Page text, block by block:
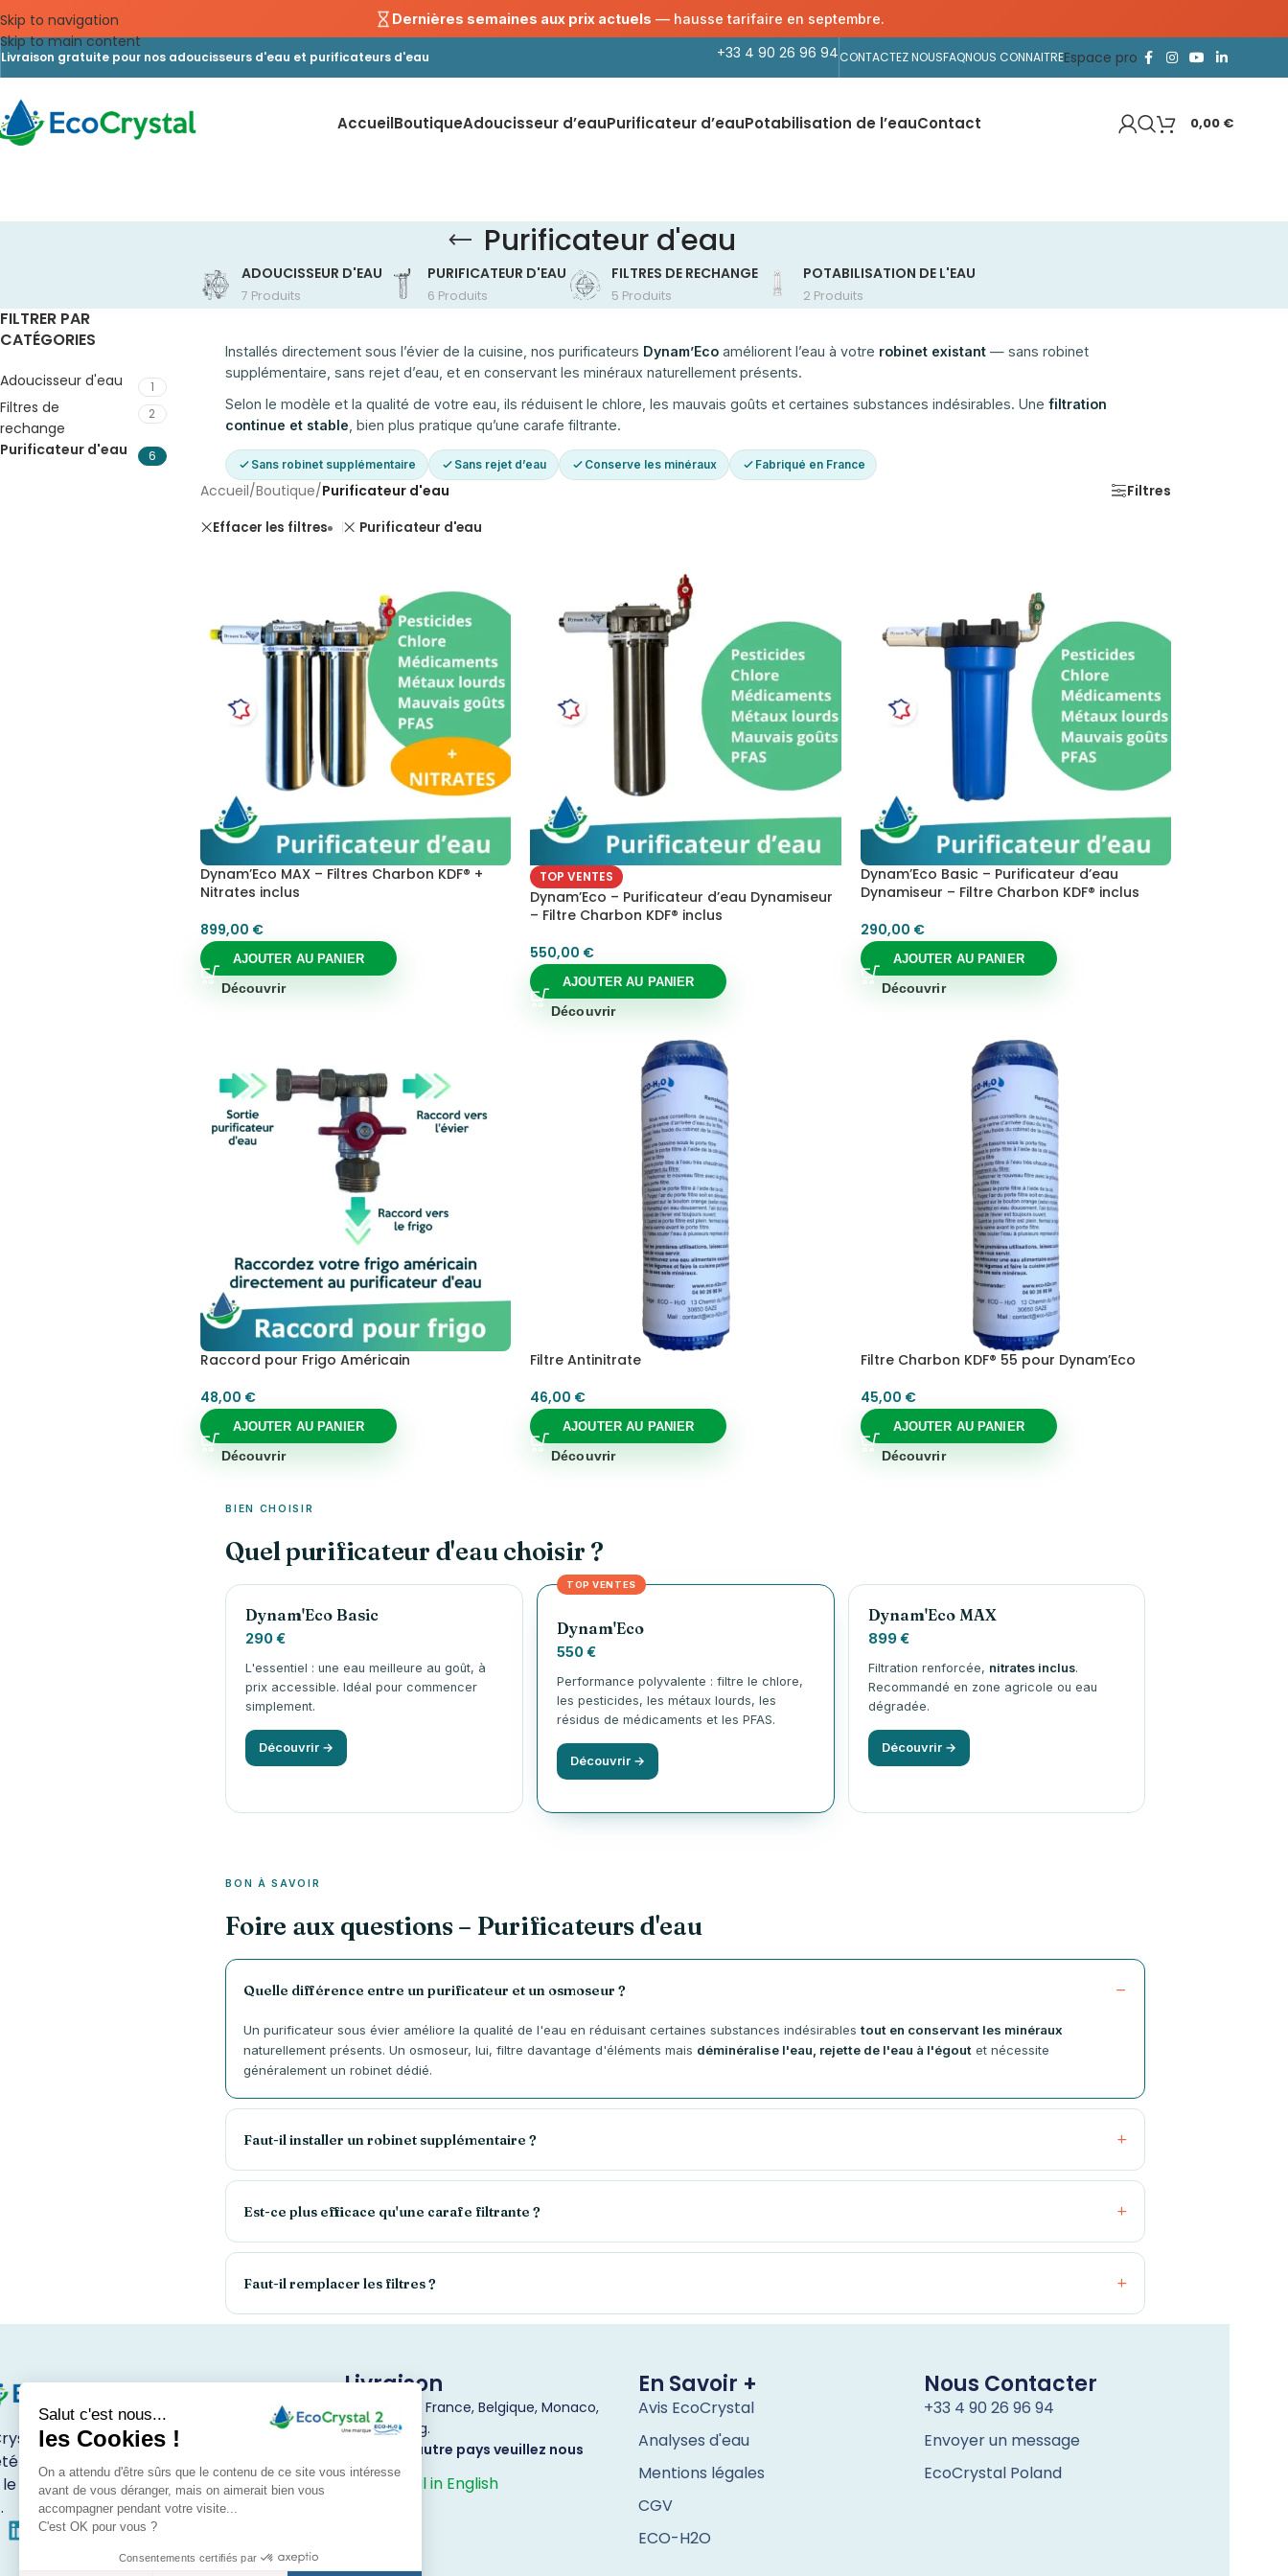
Dernières semaines aux prix actuels — hausse tarifaire en septembre.
Skip to navigation
Skip to main content
Livraison gratuite pour nos adoucisseurs d'eau et purificateurs d'eau +33 4 90 26 96 94CONTACTEZ NOUSFAQNOUS CONNAITREEspace pro
AccueilBoutiqueAdoucisseur d’eauPurificateur d’eauPotabilisation de l’eauContact 0,00 €
Purificateur d'eau
ADOUCISSEUR D'EAU
7 Produits
PURIFICATEUR D'EAU
6 Produits
FILTRES DE RECHANGE
5 Produits
POTABILISATION DE L'EAU
2 Produits
FILTRER PAR
CATÉGORIES
Adoucisseur d'eau 1
Filtres de
rechange
2
Purificateur d'eau 6
Installés directement sous l’évier de la cuisine, nos purificateurs Dynam’Eco améliorent l’eau à votre robinet existant — sans robinet
supplémentaire, sans rejet d’eau, et en conservant les minéraux naturellement présents.
Selon le modèle et la qualité de votre eau, ils réduisent le chlore, les mauvais goûts et certaines substances indésirables. Unefiltration
continue et stable , bien plus pratique qu’une carafe filtrante.
Sans robinet supplémentaire Sans rejet d’eau Conserve les minéraux Fabriqué en France
Accueil/Boutique/Purificateur d'eau Filtres
Effacer les filtres Purificateur d'eau
Dynam’Eco MAX – Filtres Charbon KDF® +
Nitrates inclus
899,00 €
AJOUTER AU PANIER
Découvrir
TOP VENTES
Dynam’Eco – Purificateur d’eau Dynamiseur
– Filtre Charbon KDF® inclus
550,00 €
AJOUTER AU PANIER
Découvrir
Dynam’Eco Basic – Purificateur d’eau
Dynamiseur – Filtre Charbon KDF® inclus
290,00 €
AJOUTER AU PANIER
Découvrir
Raccord pour Frigo Américain
48,00 €
AJOUTER AU PANIER
Découvrir
Filtre Antinitrate
46,00 €
AJOUTER AU PANIER
Découvrir
Filtre Charbon KDF® 55 pour Dynam’Eco
45,00 €
AJOUTER AU PANIER
Découvrir
BIEN CHOISIR
Quel purificateur d'eau choisir ?
Dynam'Eco Basic
290 €
L'essentiel : une eau meilleure au goût, à
prix accessible. Idéal pour commencer
simplement.
Découvrir →
TOP VENTES
Dynam'Eco
550 €
Performance polyvalente : filtre le chlore,
les pesticides, les métaux lourds, les
résidus de médicaments et les PFAS.
Découvrir →
Dynam'Eco MAX
899 €
Filtration renforcée, nitrates inclus.
Recommandé en zone agricole ou eau
dégradée.
Découvrir →
BON À SAVOIR
Foire aux questions – Purificateurs d'eau
Quelle différence entre un purificateur et un osmoseur ?
Un purificateur sous évier améliore la qualité de l'eau en réduisant certaines substances indésirablestout en conservant les minéraux
naturellement présents. Un osmoseur, lui, filtre davantage d'éléments mais déminéralise l'eau, rejette de l'eau à l'égout et nécessite
généralement un robinet dédié.
Faut-il installer un robinet supplémentaire ?
Est-ce plus efficace qu'une carafe filtrante ?
Faut-il remplacer les filtres ?
est une marque de la
ECO-H2O spécialisée
traitement de l'eau depuis
Livraison
Livraison en France, Belgique, Monaco,
Luxembourg.
Pour tout autre pays veuillez nous
contacter
EcoCrystal in English
En Savoir +
Avis EcoCrystal
Analyses d'eau
Mentions légales
CGV
ECO-H2O
Nous Contacter
+33 4 90 26 96 94
Envoyer un message
EcoCrystal Poland
Salut c'est nous...
les Cookies !
On a attendu d'être sûrs que le contenu de ce site vous intéresse
avant de vous déranger, mais on aimerait bien vous
accompagner pendant votre visite...
C'est OK pour vous ?
Consentements certifiés par